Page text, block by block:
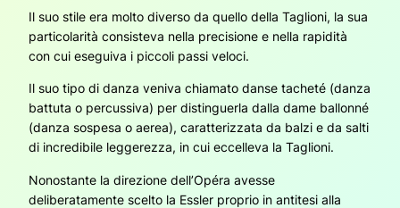
Il suo stile era molto diverso da quello della Taglioni, la sua
particolarità consisteva nella precisione e nella rapidità
con cui eseguiva i piccoli passi veloci.
Il suo tipo di danza veniva chiamato danse tacheté (danza
battuta o percussiva) per distinguerla dalla dame ballonné
(danza sospesa o aerea), caratterizzata da balzi e da salti
di incredibile leggerezza, in cui eccelleva la Taglioni.
Nonostante la direzione dell’Opéra avesse
deliberatamente scelto la Essler proprio in antitesi alla